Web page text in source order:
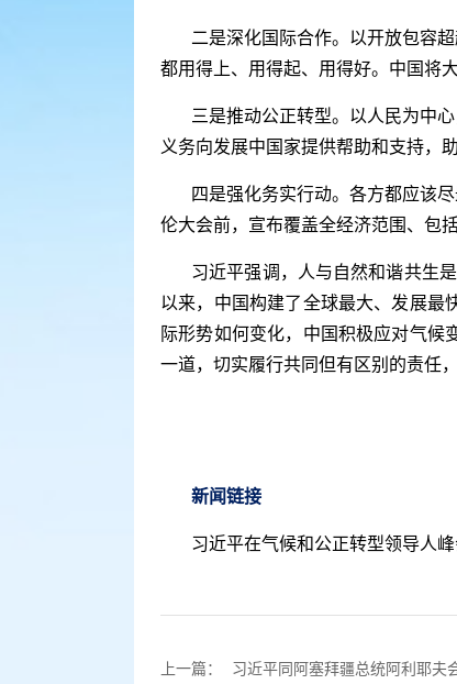
二是深化国际合作。以开放包容
都用得上、用得起、用得好。中国将
三是推动公正转型。以人民为中
义务向发展中国家提供帮助和支持，
四是强化务实行动。各方都应该
伦大会前，宣布覆盖全经济范围、包
习近平强调，人与自然和谐共生
以来，中国构建了全球最大、发展最
际形势如何变化，中国积极应对气候
一道，切实履行共同但有区别的责任
新闻链接
习近平在气候和公正转型领导人峰
上一篇： 习近平同阿塞拜疆总统阿利耶夫